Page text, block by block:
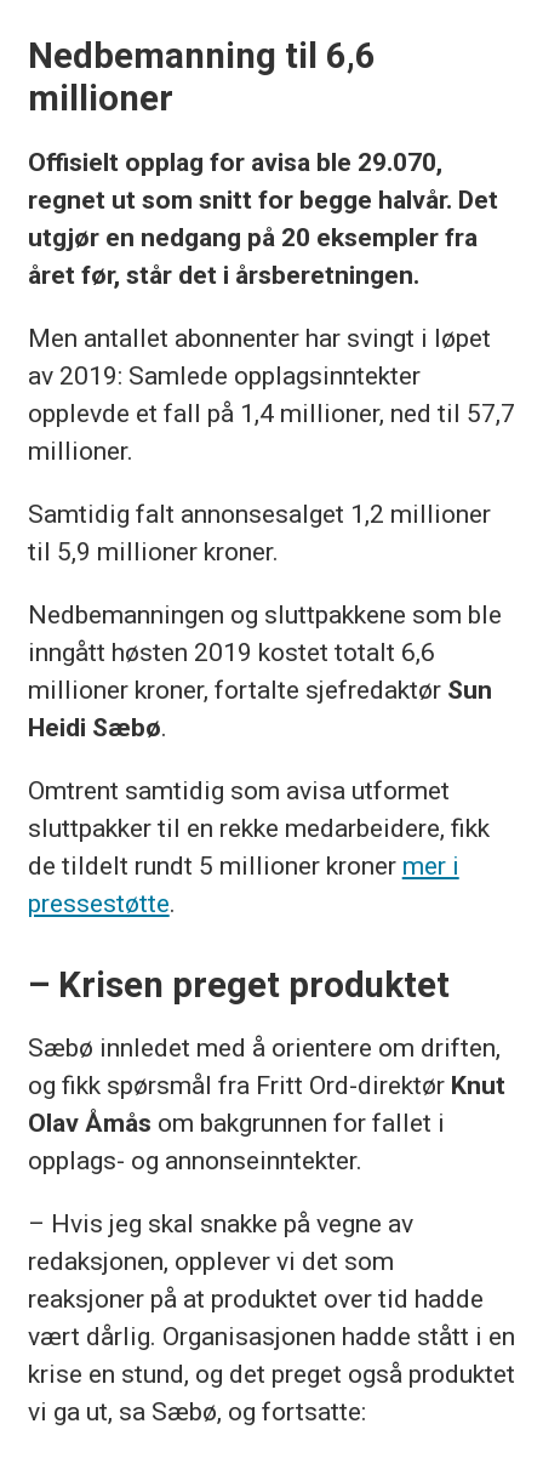
Nedbemanning til 6,6
millioner
Offisielt opplag for avisa ble 29.070,
regnet ut som snitt for begge halvår. Det
utgjør en nedgang på 20 eksempler fra
året før, står det i årsberetningen.
Men antallet abonnenter har svingt i løpet
av 2019: Samlede opplagsinntekter
opplevde et fall på 1,4 millioner, ned til 57,7
millioner.
Samtidig falt annonsesalget 1,2 millioner
til 5,9 millioner kroner.
Nedbemanningen og sluttpakkene som ble
inngått høsten 2019 kostet totalt 6,6
millioner kroner, fortalte sjefredaktør Sun
Heidi Sæbø.
Omtrent samtidig som avisa utformet
sluttpakker til en rekke medarbeidere, fikk
de tildelt rundt 5 millioner kroner mer i
pressestøtte.
– Krisen preget produktet
Sæbø innledet med å orientere om driften,
og fikk spørsmål fra Fritt Ord-direktør Knut
Olav Åmås om bakgrunnen for fallet i
opplags- og annonseinntekter.
– Hvis jeg skal snakke på vegne av
redaksjonen, opplever vi det som
reaksjoner på at produktet over tid hadde
vært dårlig. Organisasjonen hadde stått i en
krise en stund, og det preget også produktet
vi ga ut, sa Sæbø, og fortsatte: